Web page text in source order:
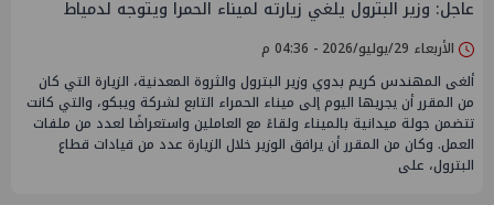
عاجل: وزير البترول يلغي زيارته لميناء الحمرا ويتوجه لدمياط
الأربعاء 29/يوليو/2026 - 04:36 م
ألغى المهندس كريم بدوي وزير البترول والثروة المعدنية، الزيارة التي كان
من المقرر أن يجريها اليوم إلى ميناء الحمراء التابع لشركة ويبكو، والتي كانت
تتضمن جولة ميدانية بالميناء ولقاءً مع العاملين واستعراضًا لعدد من ملفات
العمل. وكان من المقرر أن يرافق الوزير خلال الزيارة عدد من قيادات قطاع
البترول، على